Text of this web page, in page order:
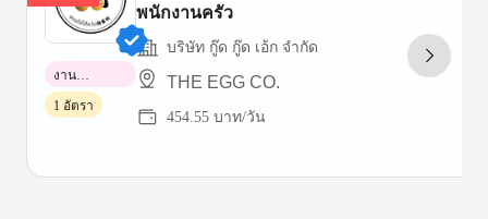
พนักงานครัว
บริษัท กู๊ด กู๊ด เอ้ก จํากัด
THE EGG CO.
454.55 บาท/วัน
งาน
พาร์ทไทม์
1 อัตรา